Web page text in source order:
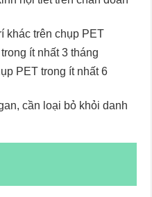
khác trên chụp PET
ít nhất 3 tháng
PET trong ít nhất 6
cần loại bỏ khỏi danh